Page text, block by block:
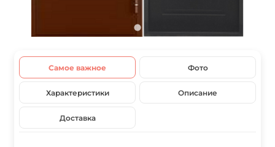
Самое важное Фото
Характеристики Описание
Доставка